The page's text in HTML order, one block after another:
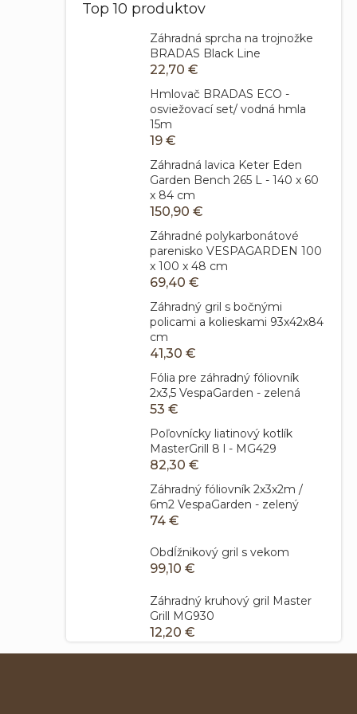
Top 10 produktov
Záhradná sprcha na trojnožke
BRADAS Black Line
22,70 €
Hmlovač BRADAS ECO -
osviežovací set/ vodná hmla
15m
19 €
Záhradná lavica Keter Eden
Garden Bench 265 L - 140 x 60
x 84 cm
150,90 €
Záhradné polykarbonátové
parenisko VESPAGARDEN 100
x 100 x 48 cm
69,40 €
Záhradný gril s bočnými
policami a kolieskami 93x42x84
cm
41,30 €
Fólia pre záhradný fóliovník
2x3,5 VespaGarden - zelená
53 €
Poľovnícky liatinový kotlík
MasterGrill 8 l - MG429
82,30 €
Záhradný fóliovník 2x3x2m /
6m2 VespaGarden - zelený
74 €
Obdĺžnikový gril s vekom
99,10 €
Záhradný kruhový gril Master
Grill MG930
12,20 €